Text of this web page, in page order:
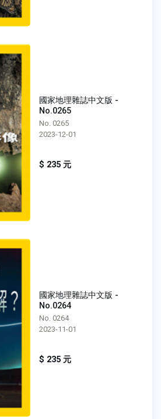
國家地理雜誌中文版 -
No.0265
No. 0265
2023-12-01
$ 235 元
國家地理雜誌中文版 -
No.0264
No. 0264
2023-11-01
$ 235 元